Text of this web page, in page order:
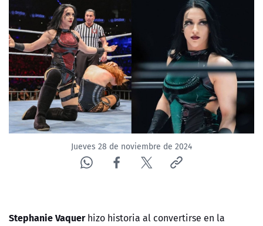
NTV
ACTUALIDAD Y TENDENCIAS
CORPORATIVO Y TRANSPARENCIA
CANAL DE DENUNCIAS
ÁREA DE PROYECTOS
Jueves 28 de noviembre de 2024
Stephanie Vaquer hizo historia al convertirse en la